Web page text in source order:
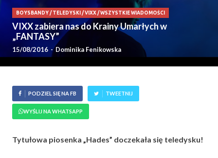
BOYSBANDY/TELEDYSKI /VIXX/WSZYSTKIE WIADOMOŚCI
VIXX zabiera nas do Krainy Umarłych w
„FANTASY”
15/08/2016 -Dominika Fenikowska
PODZIEL SIĘ NA FB TWEETNIJ
WYŚLIJ NA WHATSAPP
Tytułowa piosenka „Hades” doczekała się teledysku!